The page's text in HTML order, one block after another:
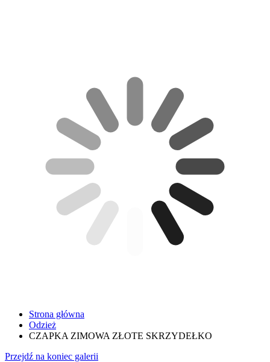
Strona główna
Odzież
CZAPKA ZIMOWA ZŁOTE SKRZYDEŁKO
Przejdź na koniec galerii